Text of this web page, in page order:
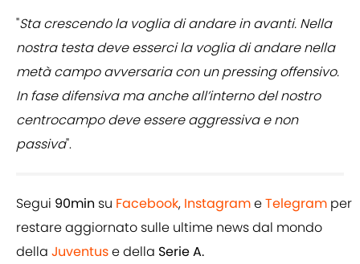
"Sta crescendo la voglia di andare in avanti. Nella
nostra testa deve esserci la voglia di andare nella
metà campo avversaria con un pressing offensivo.
In fase difensiva ma anche all’interno del nostro
centrocampo deve essere aggressiva e non
passiva".
Segui 90min su Facebook, InstagrameTelegram per
restare aggiornato sulle ultime news dal mondo
della Juventuse della Serie A.